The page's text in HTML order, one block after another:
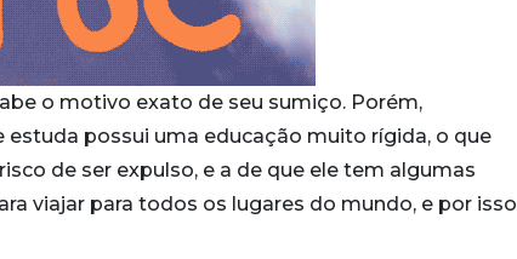
o motivo exato de seu sumiço. Porém,
estuda possui uma educação muito rígida, o que
de ser expulso, e a de que ele tem algumas
viajar para todos os lugares do mundo, e por isso